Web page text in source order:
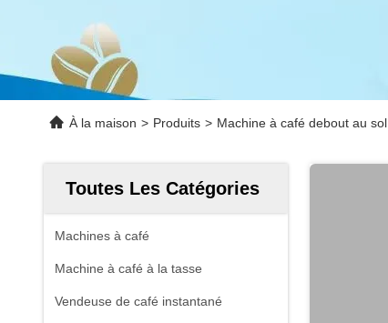
À la maison > Produits > Machine à café debout au sol
Toutes Les Catégories
Machines à café
Machine à café à la tasse
Vendeuse de café instantané